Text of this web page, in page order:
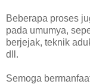
Beberapa proses
pada umumya,
berjejak, teknik
dll.
Semoga